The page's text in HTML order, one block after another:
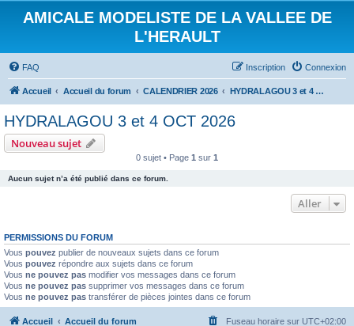
AMICALE MODELISTE DE LA VALLEE DE
L'HERAULT
FAQ Connexion
Inscription
Accueil Accueil du forum CALENDRIER 2026 HYDRALAGOU 3 et 4 OCT 2026
HYDRALAGOU 3 et 4 OCT 2026
Nouveau sujet
0 sujet • Page 1 sur 1
Aucun sujet n’a été publié dans ce forum.
Aller
PERMISSIONS DU FORUM
Vous pouvez publier de nouveaux sujets dans ce forum
Vous pouvez répondre aux sujets dans ce forum
Vous ne pouvez pas modifier vos messages dans ce forum
Vous ne pouvez pas supprimer vos messages dans ce forum
Vous ne pouvez pas transférer de pièces jointes dans ce forum
Accueil Accueil du forum Fuseau horaire sur UTC+02:00